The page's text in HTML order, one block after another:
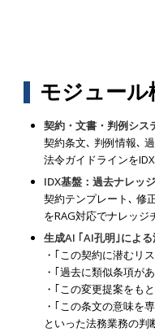
モジュー
契約・文書・判例シス
契約条文､ 判例情報､
法令ガイドラインを
IDX基盤：過去ナレッ
契約テンプレート､ 修
をRAG対応でナレッジ
生成AI ｢AI孔明｣によ
・｢この契約に潜むリ
・｢過去に類似条項が
・｢この変更提案をも
・｢この条文の意味を
といった法務業務の判